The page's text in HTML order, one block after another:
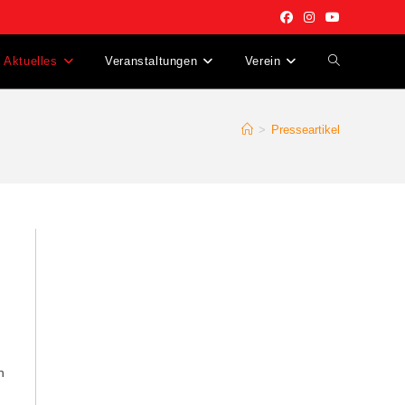
Aktuelles Veranstaltungen Verein Website-
> Presseartikel